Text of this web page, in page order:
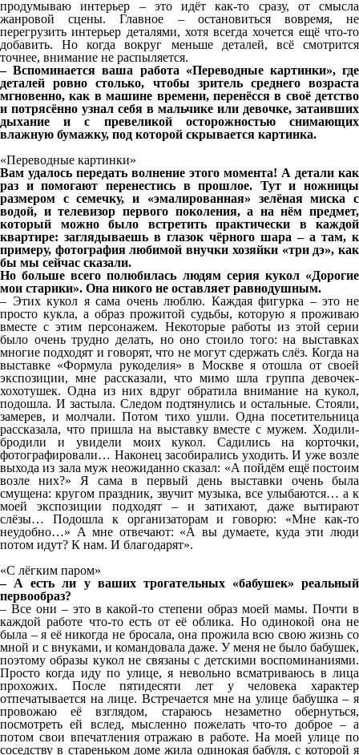
продумываю интерьер – это идёт как-то сразу, от смысла
жанровой сцены. Главное – остановиться вовремя, не
перегрузить интерьер деталями, хотя всегда хочется ещё что-то
добавить. Но когда вокруг меньше деталей, всё смотрится
точнее, внимание не распыляется.
– Вспоминается ваша работа «Переводные картинки», где
деталей ровно столько, чтобы зритель среднего возраста
мгновенно, как в машине времени, перенёсся в своё детство
и потрясённо узнал себя в мальчике или девочке, затаивших
дыхание и с превеликой осторожностью снимающих
влажную бумажку, под которой скрывается картинка.
«Переводные картинки»
Вам удалось передать волнение этого момента! А детали как
раз и помогают перенестись в прошлое. Тут и ножницы
размером с семечку, и «эмалированная» зелёная миска с
водой, и телевизор первого поколения, а на нём предмет,
который можно было встретить практически в каждой
квартире: заглядываешь в глазок чёрного шара – а там, к
примеру, фотография любимой внучки хозяйки «три дэ», как
бы мы сейчас сказали.
Но больше всего полюбилась людям серия кукол «Дорогие
мои старики». Она никого не оставляет равнодушным.
– Этих кукол я сама очень люблю. Каждая фигурка – это не
просто кукла, а образ прожитой судьбы, которую я проживаю
вместе с этим персонажем. Некоторые работы из этой серии
было очень трудно делать, но оно стоило того: на выставках
многие подходят и говорят, что не могут сдержать слёз. Когда на
выставке «Формула рукоделия» в Москве я отошла от своей
экспозиции, мне рассказали, что мимо шла группа девочек-
хохотушек. Одна из них вдруг обратила внимание на кукол,
подошла. И застыла. Следом подтянулись и остальные. Стояли,
замерев, и молчали. Потом тихо ушли. Одна посетительница
рассказала, что пришла на выставку вместе с мужем. Ходили-
бродили и увидели моих кукол. Садились на корточки,
фотографировали… Наконец засобирались уходить. И уже возле
выхода из зала муж неожиданно сказал: «А пойдём ещё постоим
возле них?» Я сама в первый день выставки очень была
смущена: кругом праздник, звучит музыка, все улыбаются… а к
моей экспозиции подходят – и затихают, даже вытирают
слёзы… Подошла к организаторам и говорю: «Мне как-то
неудобно…» А мне отвечают: «А вы думаете, куда эти люди
потом идут? К нам. И благодарят».
«С лёгким паром»
– А есть ли у ваших трогательных «бабушек» реальный
первообраз?
– Все они – это в какой-то степени образ моей мамы. Почти в
каждой работе что-то есть от её облика. Но одинокой она не
была – я её никогда не бросала, она прожила всю свою жизнь со
мной и с внуками, и командовала даже. У меня не было бабушек,
поэтому образы кукол не связаны с детскими воспоминаниями.
Просто когда иду по улице, я невольно всматриваюсь в лица
прохожих. После пятидесяти лет у человека характер
отпечатывается на лице. Встречается мне на улице бабушка – я
провожаю её взглядом, стараюсь незаметно обернуться,
посмотреть ей вслед, мысленно пожелать что-то доброе – а
потом свои впечатления отражаю в работе. На моей улице по
соседству в стареньком доме жила одинокая бабуля, с которой я